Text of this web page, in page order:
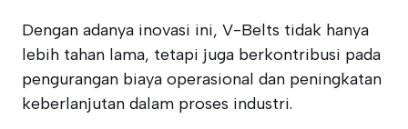
Dengan adanya inovasi ini, V-Belts tidak hanya
lebih tahan lama, tetapi juga berkontribusi pada
pengurangan biaya operasional dan peningkatan
keberlanjutan dalam proses industri.